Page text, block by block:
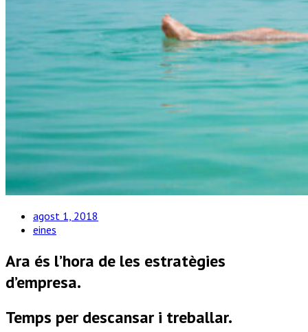
agost 1, 2018
eines
Ara és l’hora de les estratègies
d’empresa.
Temps per descansar i treballar.